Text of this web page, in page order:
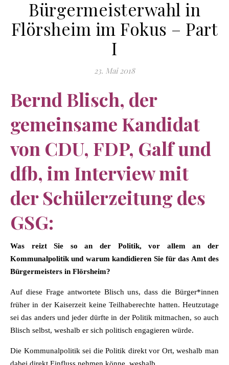
Bürgermeisterwahl in
Flörsheim im Fokus – Part
I
23. Mai 2018
Bernd Blisch, der
gemeinsame Kandidat
von CDU, FDP, Galf und
dfb, im Interview mit
der Schülerzeitung des
GSG:
Was reizt Sie so an der Politik, vor allem an der
Kommunalpolitik und warum kandidieren Sie für das Amt des
Bürgermeisters in Flörsheim?
Auf diese Frage antwortete Blisch uns, dass die Bürger*innen
früher in der Kaiserzeit keine Teilhaberechte hatten. Heutzutage
sei das anders und jeder dürfte in der Politik mitmachen, so auch
Blisch selbst, weshalb er sich politisch engagieren würde.
Die Kommunalpolitik sei die Politik direkt vor Ort, weshalb man